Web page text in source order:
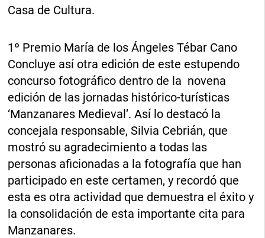
Casa de Cultura.
1º Premio María de los Ángeles Tébar Cano
Concluye así otra edición de este estupendo
concurso fotográfico dentro de la novena
edición de las jornadas histórico-turísticas
‘Manzanares Medieval’. Así lo destacó la
concejala responsable, Silvia Cebrián, que
mostró su agradecimiento a todas las
personas aficionadas a la fotografía que han
participado en este certamen, y recordó que
esta es otra actividad que demuestra el éxito y
la consolidación de esta importante cita para
Manzanares.